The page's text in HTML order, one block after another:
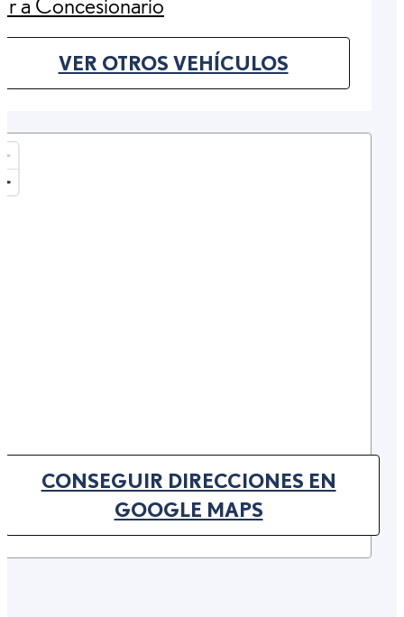
(Opens in new tab)
VER OTROS VEHÍCULOS
(OPENS IN NEW TAB)
CONSEGUIR DIRECCIONES EN
GOOGLE MAPS(OPENS IN NEW TAB)